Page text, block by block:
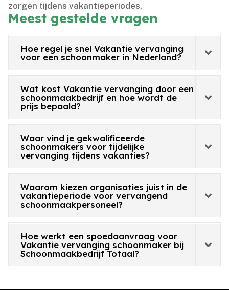
zorgen tijdens vakantieperiodes.​
Meest gestelde vragen
Hoe regel je snel Vakantie vervanging
voor een schoonmaker in Nederland?
Wat kost Vakantie vervanging door een
schoonmaakbedrijf en hoe wordt de
prijs bepaald?
Waar vind je gekwalificeerde
schoonmakers voor tijdelijke
vervanging tijdens vakanties?
Waarom kiezen organisaties juist in de
vakantieperiode voor vervangend
schoonmaakpersoneel?
Hoe werkt een spoedaanvraag voor
Vakantie vervanging schoonmaker bij
Schoonmaakbedrijf Totaal?